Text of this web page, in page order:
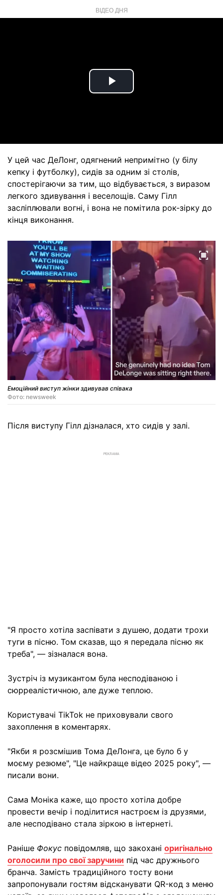
ВІДЕО ДНЯ
Play
У цей час ДеЛонг, одягнений непримітно (у білу
кепку і футболку), сидів за одним зі столів,
спостерігаючи за тим, що відбувається, з виразом
легкого здивування і веселощів. Саму Гілл
засліплювали вогні, і вона не помітила рок-зірку до
кінця виконання.
Емоційний виступ жінки здивував співака
Фото: newsweek
Після виступу Гілл дізналася, хто сидів у залі.
РЕКЛАМА
"Я просто хотіла заспівати з душею, додати трохи
туги в пісню. Том сказав, що я передала пісню як
треба", — зізналася вона.
Зустріч із музикантом була несподіваною і
сюрреалістичною, але дуже теплою.
Користувачі TikTok не приховували свого
захоплення в коментарях.
"Якби я розсмішив Тома ДеЛонга, це було б у
моєму резюме", "Це найкраще відео 2025 року", —
писали вони.
Сама Моніка каже, що просто хотіла добре
провести вечір і поділитися настроєм із друзями,
але несподівано стала зіркою в інтернеті.
Раніше Фокус повідомляв, що закохані оригінально
оголосили про свої заручини під час дружнього
бранча. Замість традиційного тосту вони
запропонували гостям відсканувати QR-код з меню